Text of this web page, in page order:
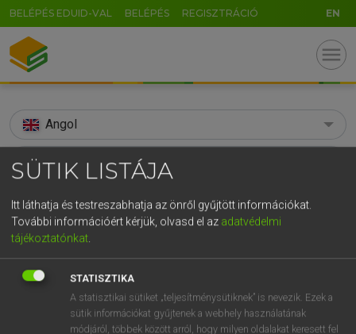
BELÉPÉS EDUID-VAL BELÉPÉS REGISZTRÁCIÓ EN
menu
Angol
search
KERESÉS
TALÁLATOK
stockholder
Díjmentes angol szótár
SÜTIK LISTÁJA
Itt láthatja és testreszabhatja az önről gyűjtött információkat.
További információért kérjük, olvasd el az adatvédelmi
tájékoztatónkat.
STATISZTIKA
A statisztikai sütiket „teljesítménysütiknek” is nevezik. Ezek a
sütik információkat gyűjtenek a webhely használatának
módjáról, többek között arról, hogy milyen oldalakat keresett fel
5 6 7 8 9 ö ü ó
j k
n m , . - AltGr